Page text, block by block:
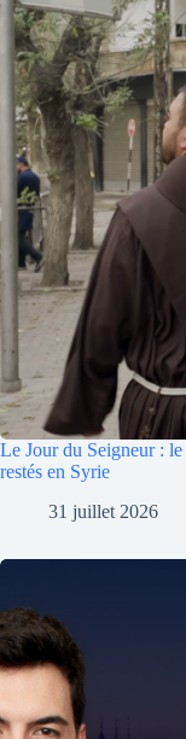
Le Jour du Seigneur :
restés en Syrie
31 juillet 2026